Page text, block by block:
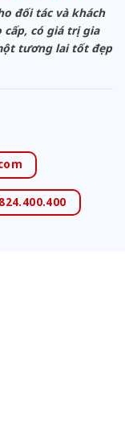
đối tác và khách
cấp, có giá trị gia
tương lai tốt đẹp